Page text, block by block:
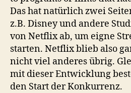
Das hat natürlich zwei
z.B. Disney und andere
von Netflix ab, um eigne
starten. Netflix blieb also
nicht viel anderes übrig.
mit dieser Entwicklung
den Start der Konkurrenz.